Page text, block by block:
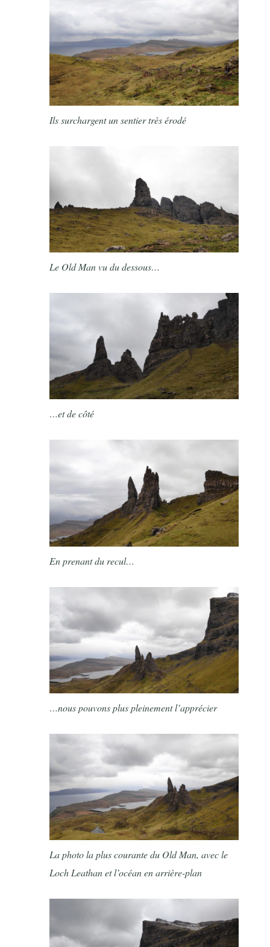
Ils surchargent un sentier très érodé
Le Old Man vu du dessous…
…et de côté
En prenant du recul…
…nous pouvons plus pleinement l’apprécier
La photo la plus courante du Old Man, avec le
Loch Leathan et l’océan en arrière-plan